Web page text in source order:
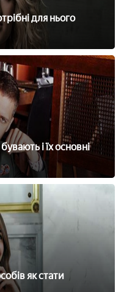
для нього
і їх основні
як стати